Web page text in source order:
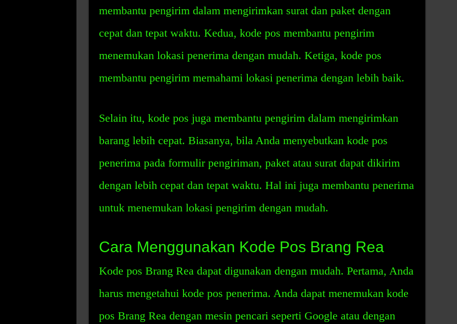
membantu pengirim dalam mengirimkan surat dan paket dengan
cepat dan tepat waktu. Kedua, kode pos membantu pengirim
menemukan lokasi penerima dengan mudah. Ketiga, kode pos
membantu pengirim memahami lokasi penerima dengan lebih baik.
Selain itu, kode pos juga membantu pengirim dalam mengirimkan
barang lebih cepat. Biasanya, bila Anda menyebutkan kode pos
penerima pada formulir pengiriman, paket atau surat dapat dikirim
dengan lebih cepat dan tepat waktu. Hal ini juga membantu penerima
untuk menemukan lokasi pengirim dengan mudah.
Cara Menggunakan Kode Pos Brang Rea
Kode pos Brang Rea dapat digunakan dengan mudah. Pertama, Anda
harus mengetahui kode pos penerima. Anda dapat menemukan kode
pos Brang Rea dengan mesin pencari seperti Google atau dengan